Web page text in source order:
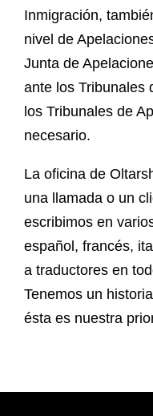
Inmigración,
nivel de
Junta de
ante los Tribunales
los Tribunales de
necesario.
La oficina de
una llamada o un
escribimos en
español, francés,
a traductores en
Tenemos un
ésta es nuestra